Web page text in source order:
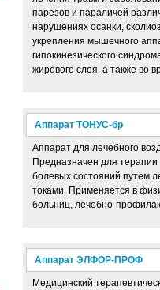
парезов и параличей
нарушениях осанки,
укрепления мышечного
гипокинезического
жирового слоя, а также во
Аппарат ТОНУС-бр
Аппарат для лечебного
Предназначен для
болевых состояний путем
токами. Применяется в
больниц, лечебно-
Аппарат ЭЛФОР-ПРОФ
Медицинский